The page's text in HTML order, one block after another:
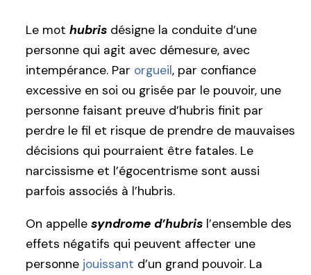
Le mot hubris désigne la conduite d’une
personne qui agit avec démesure, avec
intempérance. Par orgueil, par confiance
excessive en soi ou grisée par le pouvoir, une
personne faisant preuve d’hubris finit par
perdre le fil et risque de prendre de mauvaises
décisions qui pourraient être fatales. Le
narcissisme et l’égocentrisme sont aussi
parfois associés à l’hubris.
On appelle syndrome d’hubris l’ensemble des
effets négatifs qui peuvent affecter une
personne jouissant d’un grand pouvoir. La